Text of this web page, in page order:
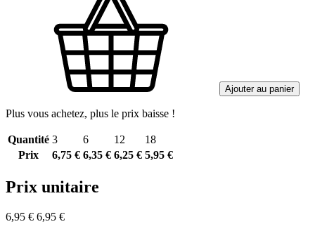
Ajouter au panier
Plus vous achetez, plus le prix baisse !
Quantité 3 6 12
18
Prix
6,75 € 6,35 € 6,25 € 5,95 €
Prix unitaire
6,95 € 6,95 €